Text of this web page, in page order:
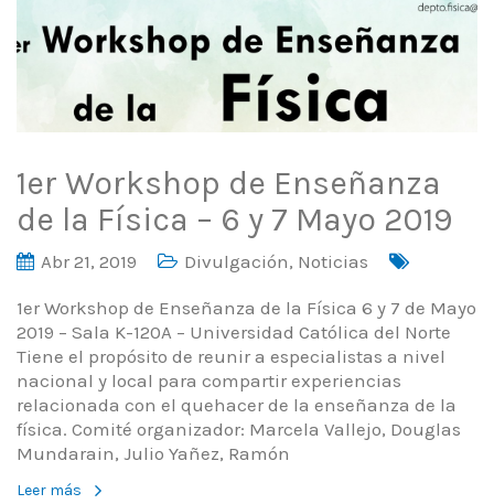
1er Workshop de Enseñanza
de la Física – 6 y 7 Mayo 2019
Abr 21, 2019 Divulgación, Noticias
1er Workshop de Enseñanza de la Física 6 y 7 de Mayo
2019 – Sala K-120A – Universidad Católica del Norte
Tiene el propósito de reunir a especialistas a nivel
nacional y local para compartir experiencias
relacionada con el quehacer de la enseñanza de la
física. Comité organizador: Marcela Vallejo, Douglas
Mundarain, Julio Yañez, Ramón
Leer más